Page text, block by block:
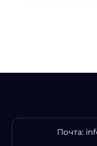
Почта: